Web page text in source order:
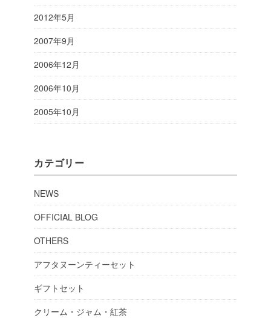
2012年5月
2007年9月
2006年12月
2006年10月
2005年10月
カテゴリー
NEWS
OFFICIAL BLOG
OTHERS
アフタヌーンティーセット
ギフトセット
クリーム・ジャム・紅茶